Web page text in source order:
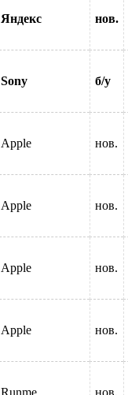
Яндекс нов.
Sony б/у
Apple нов.
Apple нов.
Apple нов.
Apple нов.
Runme нов.